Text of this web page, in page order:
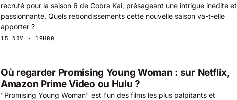
recruté pour la saison 6 de Cobra Kai, présageant une intrigue inédite et
passionnante. Quels rebondissements cette nouvelle saison va-t-elle
apporter ?
15 NOV · 19H00
Où regarder Promising Young Woman : sur Netflix,
Amazon Prime Video ou Hulu ?
"Promising Young Woman" est l'un des films les plus palpitants et